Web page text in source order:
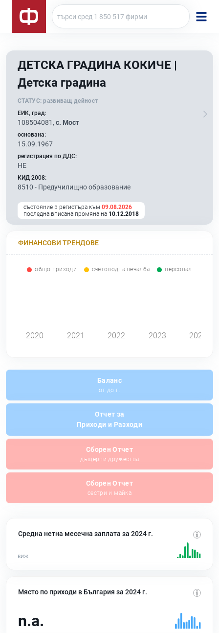
ДЕТСКА ГРАДИНА КОКИЧЕ |
Детска градина
СТАТУС: развиващ дейност
ЕИК, град:
108504081, с. Мост
основана:
15.09.1967
регистрация по ДДС:
НЕ
КИД 2008:
8510 - Предучилищно образование
състояние в регистъра към 09.08.2026
последна вписана промяна на 10.12.2018
ФИНАНСОВИ ТРЕНДОВЕ
общо приходи счетоводна печалба персонал
2020 2021 2022 2023 2024
Баланс
от до г.
Отчет за
Приходи и Разходи
Сборен Отчет
дъщерни дружества
Сборен Отчет
сестри и майка
Средна нетна месечна заплата за 2024 г.
Място по приходи в България за 2024 г.
n.a.